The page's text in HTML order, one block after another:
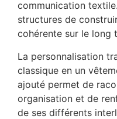
communication
structures de
cohérente sur le long
La personnalisation
classique en un
ajouté permet de
organisation et de
de ses différents